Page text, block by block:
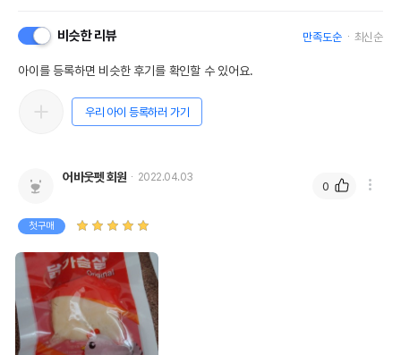
비슷한 리뷰 만족도순 최신순
아이를 등록하면 비슷한 후기를 확인할 수 있어요.
우리 아이 등록하러 가기
어바웃펫 회원 2022.04.03
첫구매
0